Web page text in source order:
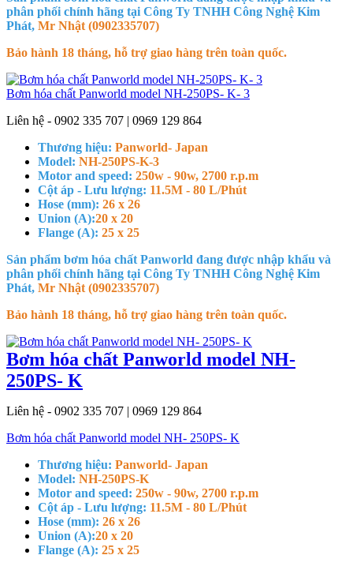
phân phối chính hãng tại Công Ty TNHH Công Nghệ Kim
Phát, Mr Nhật (0902335707)
Bảo hành 18 tháng, hỗ trợ giao hàng trên toàn quốc.
Bơm hóa chất Panworld model NH-250PS- K- 3
Liên hệ - 0902 335 707 | 0969 129 864
Thương hiệu: Panworld- Japan
Model: NH-250PS-K-3
Motor and speed: 250w - 90w, 2700 r.p.m
Cột áp - Lưu lượng: 11.5M - 80 L/Phút
Hose (mm): 26 x 26
Union (A):20 x 20
Flange (A): 25 x 25
Sản phẩm bơm hóa chất Panworld đang được nhập khẩu và
phân phối chính hãng tại Công Ty TNHH Công Nghệ Kim
Phát, Mr Nhật (0902335707)
Bảo hành 18 tháng, hỗ trợ giao hàng trên toàn quốc.
Bơm hóa chất Panworld model NH-
250PS- K
Liên hệ - 0902 335 707 | 0969 129 864
Bơm hóa chất Panworld model NH- 250PS- K
Thương hiệu: Panworld- Japan
Model: NH-250PS-K
Motor and speed: 250w - 90w, 2700 r.p.m
Cột áp - Lưu lượng: 11.5M - 80 L/Phút
Hose (mm): 26 x 26
Union (A):20 x 20
Flange (A): 25 x 25